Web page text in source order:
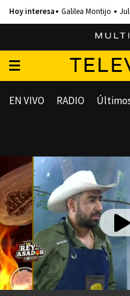
Galilea Montijo
EN VIVO RADIO